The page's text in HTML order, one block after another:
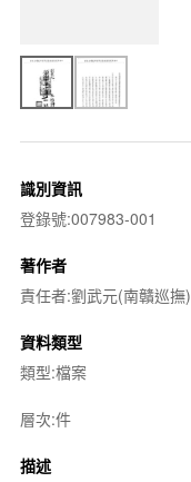
識別資訊
登錄號:007983-001
著作者
責任者:劉武元(南贛巡撫)
資料類型
類型:檔案
層次:件
描述